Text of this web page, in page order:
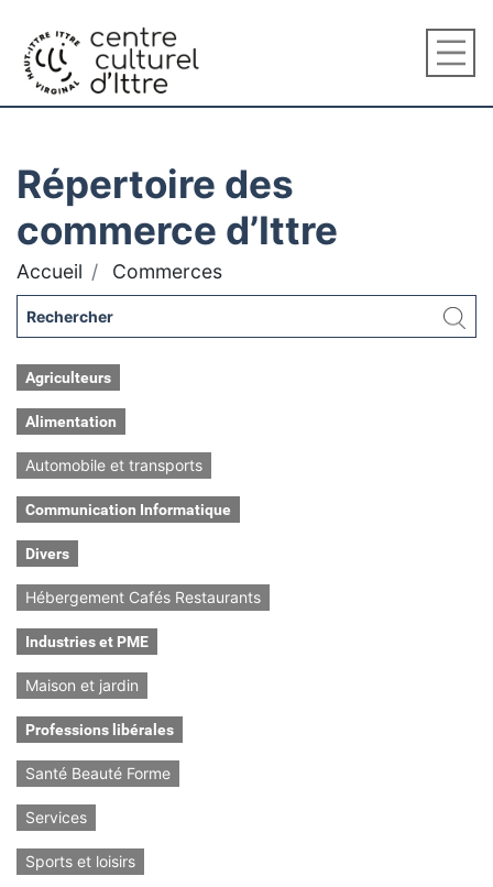
Répertoire des
commerce d’Ittre
Accueil Commerces
Agriculteurs
Alimentation
Automobile et transports
Communication Informatique
Divers
Hébergement Cafés Restaurants
Industries et PME
Maison et jardin
Professions libérales
Santé Beauté Forme
Services
Sports et loisirs